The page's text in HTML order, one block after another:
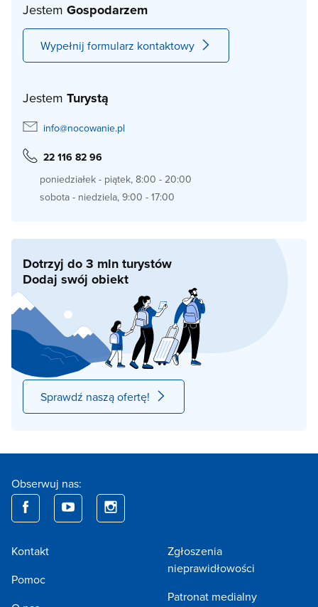
Jestem Gospodarzem
Wypełnij formularz kontaktowy
Jestem Turystą
info@nocowanie.pl
22 116 82 96
poniedziałek - piątek, 8:00 - 20:00
sobota - niedziela, 9:00 - 17:00
Dotrzyj do 3 mln turystów
Dodaj swój obiekt
Sprawdź naszą ofertę!
Obserwuj nas:
Kontakt
Pomoc
Zgłoszenia
nieprawidłowości
Patronat medialny